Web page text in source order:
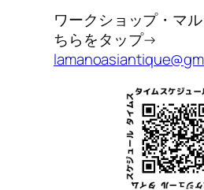
ワークショップ・マ
ちらをタップ→